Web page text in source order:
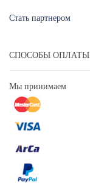
Стать партнером
СПОСОБЫ ОПЛАТЫ
Мы принимаем